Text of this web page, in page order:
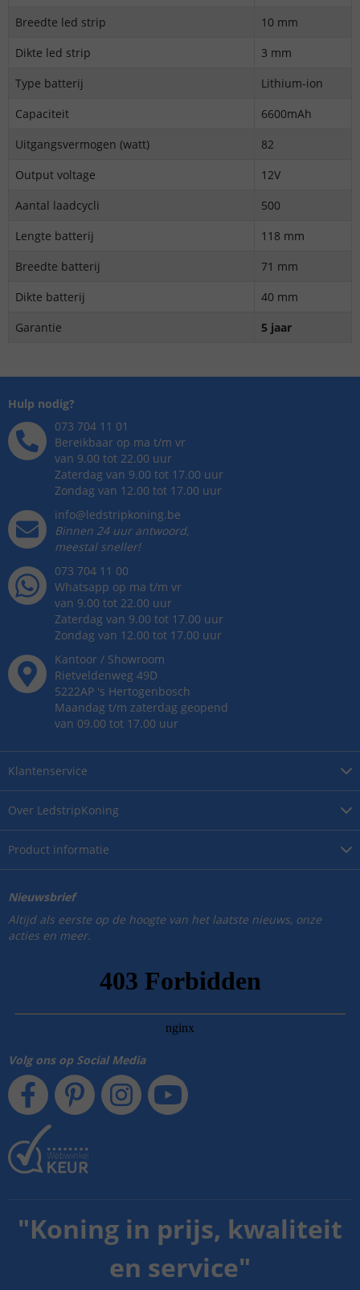
Breedte led strip
10 mm
Dikte led strip
3 mm
Type batterij
Lithium-ion
Capaciteit
6600mAh
Uitgangsvermogen (watt)
82
Output voltage
12V
Aantal laadcycli
500
Lengte batterij
118 mm
Breedte batterij
71 mm
Dikte batterij
40 mm
Garantie
5 jaar
Over LedstripKoning
Product informatie
Klantenservice
Hulp nodig?
073 704 11 01
Bereikbaar op ma t/m vr
van 9.00 tot 22.00 uur
Zaterdag van 9.00 tot 17.00 uur
Zondag van 12.00 tot 17.00 uur
info@ledstripkoning.be
Binnen 24 uur antwoord,
meestal sneller!
073 704 11 00
Whatsapp op ma t/m vr
van 9.00 tot 22.00 uur
Zaterdag van 9.00 tot 17.00 uur
Zondag van 12.00 tot 17.00 uur
Kantoor / Showroom
Rietveldenweg 49D
5222AP 's Hertogenbosch
Maandag t/m zaterdag geopend
van 09.00 tot 17.00 uur
Nieuwsbrief
Altijd als eerste op de hoogte van het laatste nieuws, onze
acties en meer.
Volg ons op Social Media
"Koning in prijs, kwaliteit
en service"